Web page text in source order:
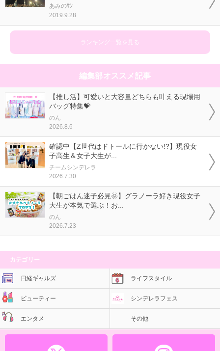
あみのｻﾝ
2019.9.28
ランキング一覧を見る
編集部オススメ記事
【推し活】可愛いと大容量どちらも叶える現場用
バッグ特集💝
のん
2026.8.6
確認中【Z世代はドトールに行かない!?】現役女
子高生＆女子大生が...
チームシンデレラ
2026.7.30
【朝ごはん迷子必見🌞】グラノーラ好き現役女子
大生が本気で選ぶ！お...
のん
2026.7.23
カテゴリー
日経ギャルズ ライフスタイル
ビューティー シンデレラフェス
エンタメ その他